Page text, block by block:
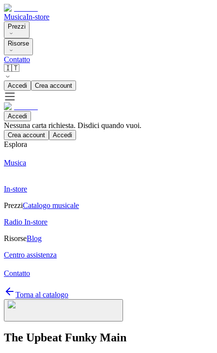
MusicaIn-store
Prezzi
Risorse
Contatto
🇮🇹
Accedi Crea account
Accedi
Nessuna carta richiesta. Disdici quando vuoi.
Crea account Accedi
Esplora
Musica
In-store
PrezziCatalogo musicale
Radio In-store
RisorseBlog
Centro assistenza
Contatto
Torna al catalogo
The Upbeat Funky Main